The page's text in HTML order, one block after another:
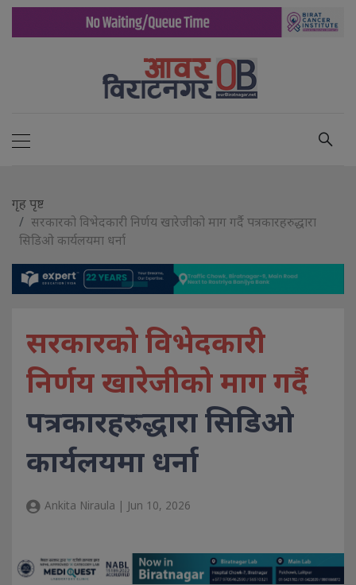
गृह पृष्ट
सरकारको विभेदकारी निर्णय खारेजीको माग गर्दै पत्रकारहरुद्धारा
सिडिओ कार्यलयमा धर्ना
सरकारको विभेदकारी
निर्णय खारेजीको माग गर्दै
पत्रकारहरुद्धारा सिडिओ
कार्यलयमा धर्ना
Ankita Niraula | Jun 10, 2026